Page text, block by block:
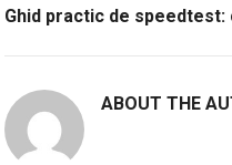
Ghid practic de
ABOUT THE